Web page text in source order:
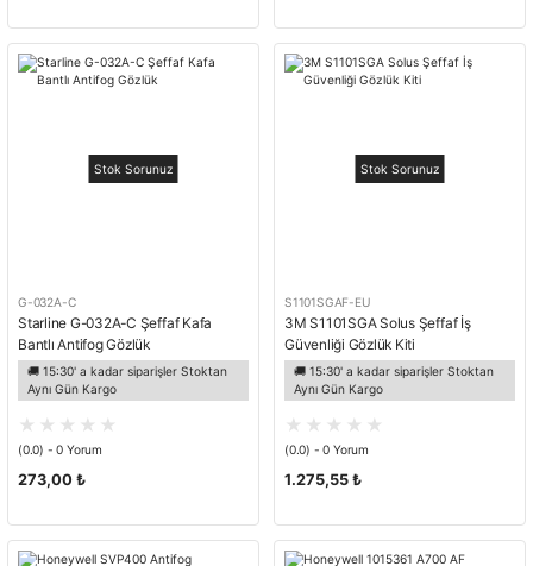
Stok Sorunuz
G-032A-C
Starline G-032A-C Şeffaf Kafa
Bantlı Antifog Gözlük
🚚 15:30' a kadar siparişler Stoktan
Aynı Gün Kargo
(0.0) - 0 Yorum
273,00 ₺
Stok Sorunuz
S1101SGAF-EU
3M S1101SGA Solus Şeffaf İş
Güvenliği Gözlük Kiti
🚚 15:30' a kadar siparişler Stoktan
Aynı Gün Kargo
(0.0) - 0 Yorum
1.275,55 ₺